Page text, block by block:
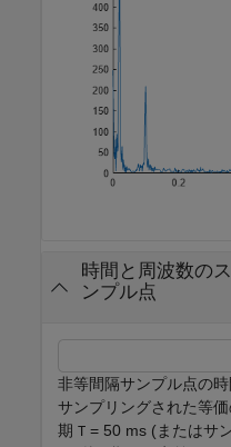
時間と周波数の
ンプル点
非等間隔サンプル点の
サンプリングされた等
期 T = 50 ms (またはサ